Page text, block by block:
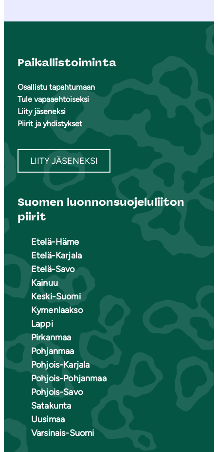
Paikallistoiminta
Osallistu tapahtumaan
Tule vapaaehtoiseksi
Liity jäseneksi
Piirit ja yhdistykset
LIITY JÄSENEKSI
Suomen luonnonsuojeluliiton
piirit
Etelä-Häme
Etelä-Karjala
Etelä-Savo
Kainuu
Keski-Suomi
Kymenlaakso
Lappi
Pirkanmaa
Pohjanmaa
Pohjois-Karjala
Pohjois-Pohjanmaa
Pohjois-Savo
Satakunta
Uusimaa
Varsinais-Suomi